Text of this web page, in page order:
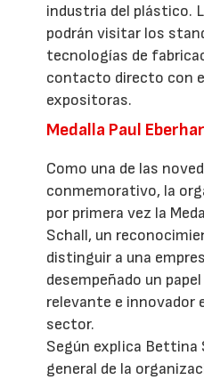
industria del plástico.
podrán visitar los
tecnologías de
contacto directo con
expositoras.
Medalla Paul
Como una de las
conmemorativo, la
por primera vez la
Schall, un
distinguir a una
desempeñado un
relevante e innovador
sector.
Según explica Bettina
general de la